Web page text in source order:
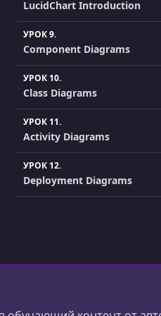
LucidChart Introduction
УРОК 9.
Component Diagrams
УРОК 10.
Class Diagrams
УРОК 11.
Activity Diagrams
УРОК 12.
Deployment Diagrams
Introduction to Software